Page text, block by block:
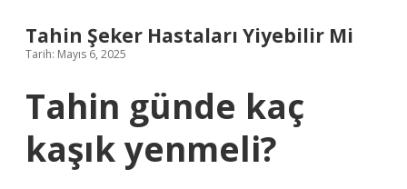
Tahin Şeker Hastaları Yiyebilir Mi
Tarih: Mayıs 6, 2025
Tahin günde kaç
kaşık yenmeli?